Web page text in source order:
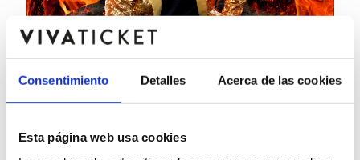
Consentimiento Detalles Acerca de las cookies
Esta página web usa cookies